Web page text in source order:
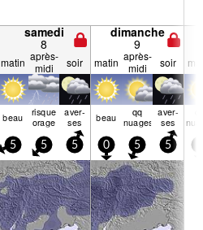
samedi
8
dimanche
9
matin après-
midi
soir matin après-
midi
soir
beau risque
orage
aver­
ses beau qq
nuages
aver­
ses
5 5 5 0 5 5